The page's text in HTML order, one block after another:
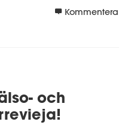
Kommentera
och